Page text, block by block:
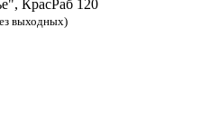
КрасРаб 120
выходных)